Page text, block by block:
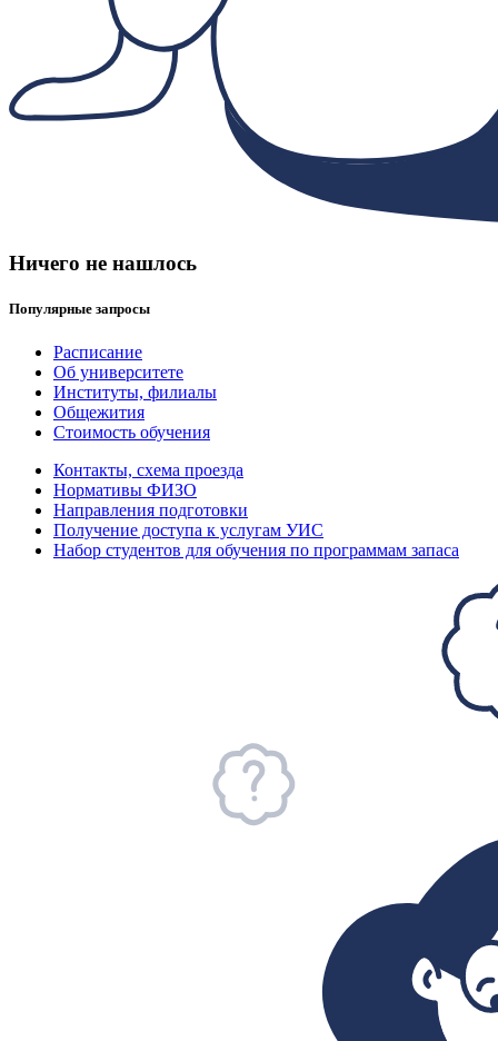
Ничего не нашлось
Популярные запросы
Расписание
Об университете
Институты, филиалы
Общежития
Стоимость обучения
Контакты, схема проезда
Нормативы ФИЗО
Направления подготовки
Получение доступа к услугам УИС
Набор студентов для обучения по программам запаса